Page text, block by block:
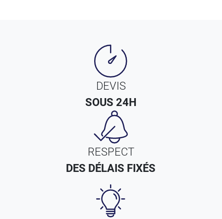
DEVIS
SOUS 24H
RESPECT
DES DÉLAIS FIXÉS